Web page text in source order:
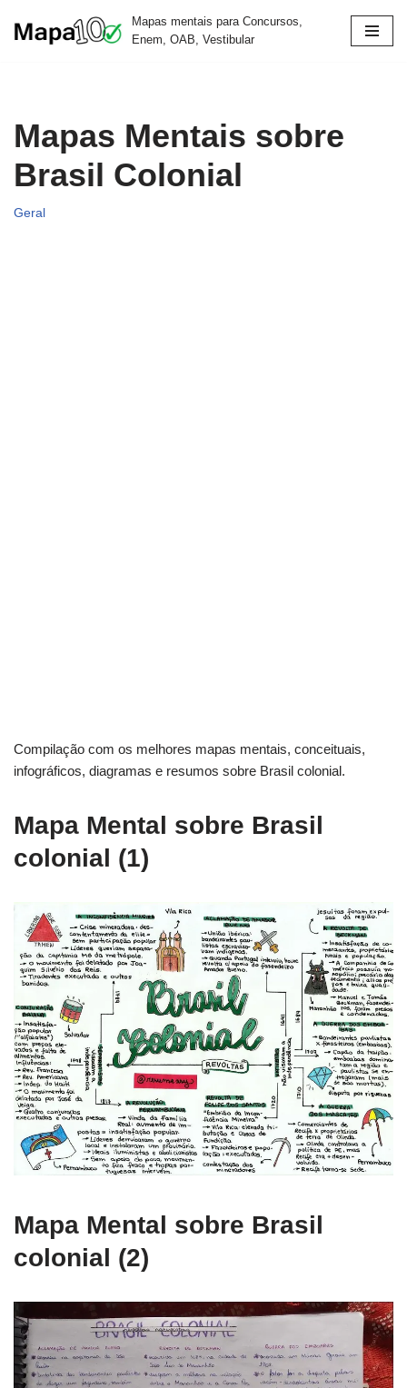
Mapas mentais para Concursos,
Enem, OAB, Vestibular
Mapas Mentais sobre
Brasil Colonial
Geral
Compilação com os melhores mapas mentais, conceituais,
infográficos, diagramas e resumos sobre Brasil colonial.
Mapa Mental sobre Brasil
colonial (1)
Mapa Mental sobre Brasil
colonial (2)